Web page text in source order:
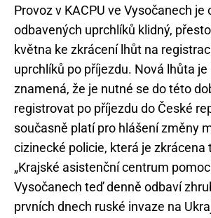
Provoz v KACPU ve Vysočanech je
odbavených uprchlíků klidný,
května ke zkrácení lhůt na
uprchlíků po příjezdu. Nová lhůta je
znamená, že je nutné se do této
registrovat po příjezdu do České
současně platí pro hlášení změny
cizinecké policie, která je zkrácena
„Krajské asistenční centrum
Vysočanech teď denně odbaví
prvních dnech ruské invaze na